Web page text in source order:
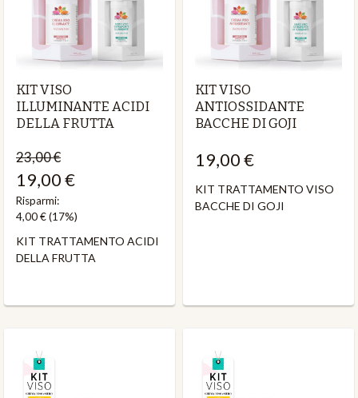
KIT VISO
ILLUMINANTE ACIDI
DELLA FRUTTA
23,00 €
19,00 €
Risparmi:
4,00 €(17%)
KIT TRATTAMENTO ACIDI
DELLA FRUTTA
KIT VISO
ANTIOSSIDANTE
BACCHE DI GOJI
19,00 €
KIT TRATTAMENTO VISO
BACCHE DI GOJI